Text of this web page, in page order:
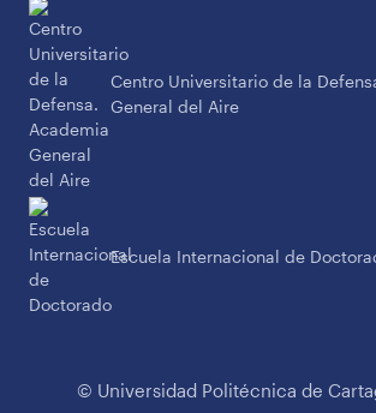
Centro Universitario de la
General del Aire
Escuela Internacional de
© Universidad Politécnica de